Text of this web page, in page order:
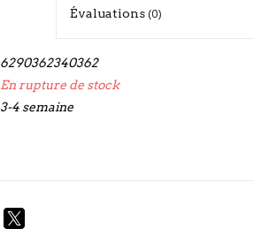
Évaluations (0)
6290362340362
En rupture de stock
3-4 semaine